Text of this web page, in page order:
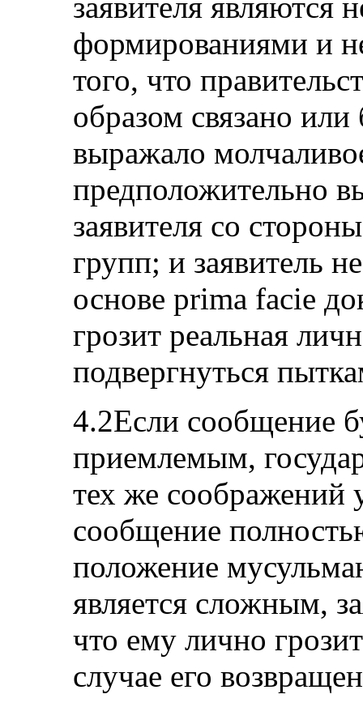
заявителя являются
формированиями и
того, что
образом связано
выражало
предположительно
заявителя со
групп; и заявитель
основе prima facie
грозит реальная
подвергнуться
4.2Если сообщение
приемлемым,
тех же соображений
сообщение
положение
является сложным,
что ему лично
случае его